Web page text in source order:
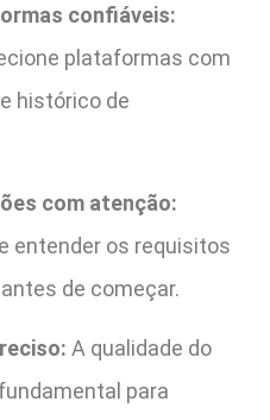
confiáveis:
plataformas com
histórico de
com atenção:
entender os requisitos
de começar.
A qualidade do
para